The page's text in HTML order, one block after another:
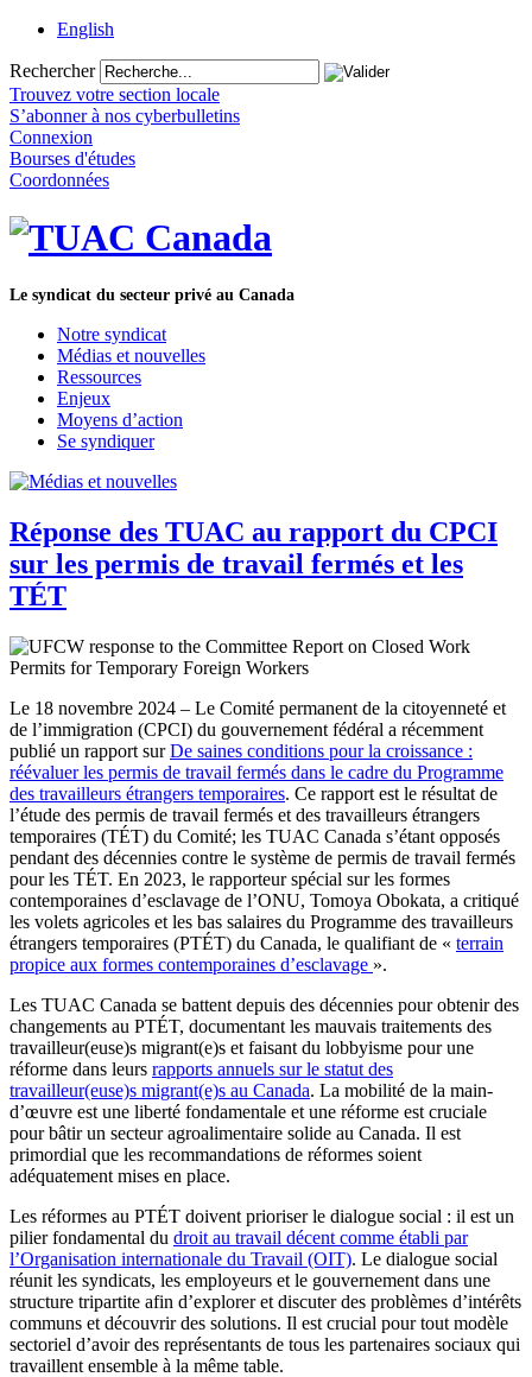
English
Rechercher
Trouvez votre section locale
S’abonner à nos cyberbulletins
Connexion
Bourses d'études
Coordonnées
Le syndicat du secteur privé au Canada
Notre syndicat
Médias et nouvelles
Ressources
Enjeux
Moyens d’action
Se syndiquer
Réponse des TUAC au rapport du CPCI
sur les permis de travail fermés et les
TÉT
Le 18 novembre 2024 – Le Comité permanent de la citoyenneté et
de l’immigration (CPCI) du gouvernement fédéral a récemment
publié un rapport surDe saines conditions pour la croissance :
réévaluer les permis de travail fermés dans le cadre du Programme
des travailleurs étrangers temporaires. Ce rapport est le résultat de
l’étude des permis de travail fermés et des travailleurs étrangers
temporaires (TÉT) du Comité; les TUAC Canada s’étant opposés
pendant des décennies contre le système de permis de travail fermés
pour les TÉT. En 2023, le rapporteur spécial sur les formes
contemporaines d’esclavage de l’ONU, Tomoya Obokata, a critiqué
les volets agricoles et les bas salaires du Programme des travailleurs
étrangers temporaires (PTÉT) du Canada, le qualifiant de « terrain
propice aux formes contemporaines d’esclavage ».
Les TUAC Canada se battent depuis des décennies pour obtenir des
changements au PTÉT, documentant les mauvais traitements des
travailleur(euse)s migrant(e)s et faisant du lobbyisme pour une
réforme dans leurs rapports annuels sur le statut des
travailleur(euse)s migrant(e)s au Canada. La mobilité de la main-
d’œuvre est une liberté fondamentale et une réforme est cruciale
pour bâtir un secteur agroalimentaire solide au Canada. Il est
primordial que les recommandations de réformes soient
adéquatement mises en place.
Les réformes au PTÉT doivent prioriser le dialogue social : il est un
pilier fondamental du droit au travail décent comme établi par
l’Organisation internationale du Travail (OIT). Le dialogue social
réunit les syndicats, les employeurs et le gouvernement dans une
structure tripartite afin d’explorer et discuter des problèmes d’intérêts
communs et découvrir des solutions. Il est crucial pour tout modèle
sectoriel d’avoir des représentants de tous les partenaires sociaux qui
travaillent ensemble à la même table.